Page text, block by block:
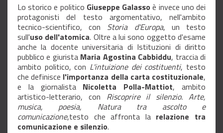
Lo storico e politico Giuseppe Galasso è invece uno dei
protagonisti del testo argomentativo, nell'ambito
tecnico-scientifico, con Storia d'Europa, un testo
sull'uso dell'atomica. Oltre a lui sono oggetto d'esame
anche la docente universitaria di Istituzioni di diritto
pubblico e giurista Maria Agostina Cabbiddu, traccia di
ambito politico, con L'intuizione dei costituenti, testo
che definisce l'importanza della carta costituzionale,
e la giornalista Nicoletta Polla-Mattiot, ambito
artistico-letterario, con Riscoprire il silenzio. Arte,
musica, poesia, Natura tra ascolto e
comunicazione,testo che affronta la relazione tra
comunicazione e silenzio.